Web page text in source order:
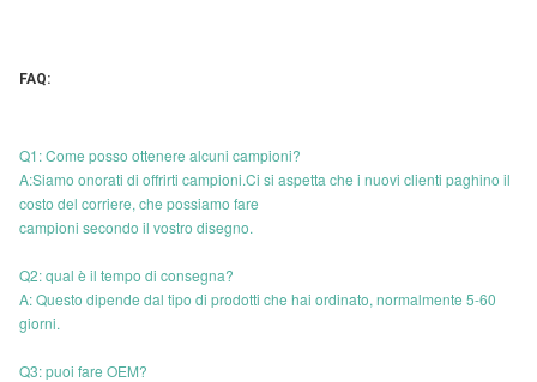
FAQ:
Q1: Come posso ottenere alcuni campioni?
A:Siamo onorati di offrirti campioni.Ci si aspetta che i nuovi clienti paghino il
costo del corriere, che possiamo fare
campioni secondo il vostro disegno.
Q2: qual è il tempo di consegna?
A: Questo dipende dal tipo di prodotti che hai ordinato, normalmente 5-60
giorni.
Q3: puoi fare OEM?